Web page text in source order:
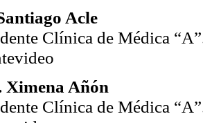
Acle
Clínica de Médica
Ximena Añón
Clínica de Médica